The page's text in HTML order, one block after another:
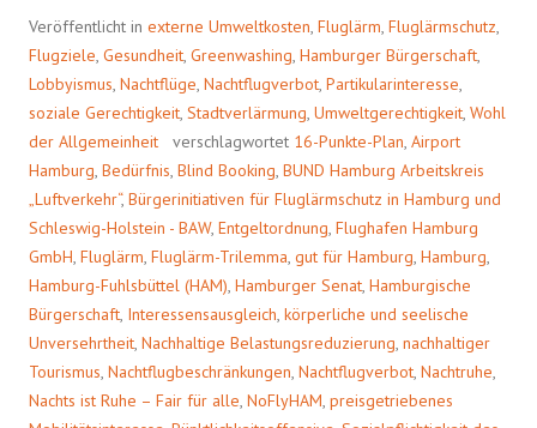
MADRID?
–
HAUPTSACHE
ITALIEN!
Veröffentlicht in externe Umweltkosten, Fluglärm, Fluglärmschutz,
Flugziele, Gesundheit, Greenwashing, Hamburger Bürgerschaft,
Lobbyismus, Nachtflüge, Nachtflugverbot, Partikularinteresse,
soziale Gerechtigkeit, Stadtverlärmung, Umweltgerechtigkeit, Wohl
der Allgemeinheit
verschlagwortet 16-Punkte-Plan, Airport
Hamburg, Bedürfnis, Blind Booking, BUND Hamburg Arbeitskreis
„Luftverkehr“, Bürgerinitiativen für Fluglärmschutz in Hamburg und
Schleswig-Holstein - BAW, Entgeltordnung, Flughafen Hamburg
GmbH, Fluglärm, Fluglärm-Trilemma, gut für Hamburg, Hamburg,
Hamburg-Fuhlsbüttel (HAM), Hamburger Senat, Hamburgische
Bürgerschaft, Interessensausgleich, körperliche und seelische
Unversehrtheit, Nachhaltige Belastungsreduzierung, nachhaltiger
Tourismus, Nachtflugbeschränkungen, Nachtflugverbot, Nachtruhe,
Nachts ist Ruhe – Fair für alle, NoFlyHAM, preisgetriebenes